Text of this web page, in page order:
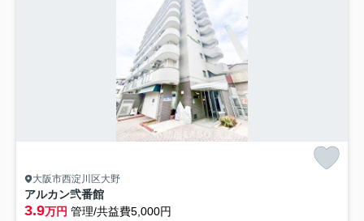
大阪市西淀川区大野
アルカン弐番館
3.9万円 管理/共益費5,000円